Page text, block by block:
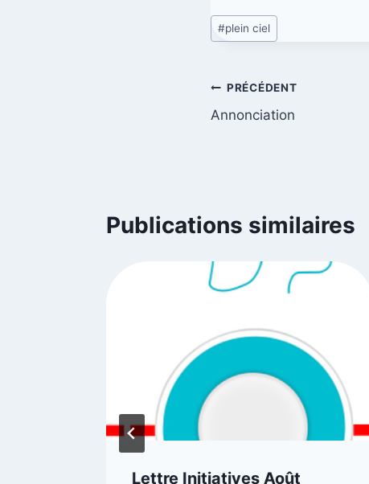
#plein ciel
PRÉCÉDENT
Annonciation
Publications similaires
Lettre Initiatives Août